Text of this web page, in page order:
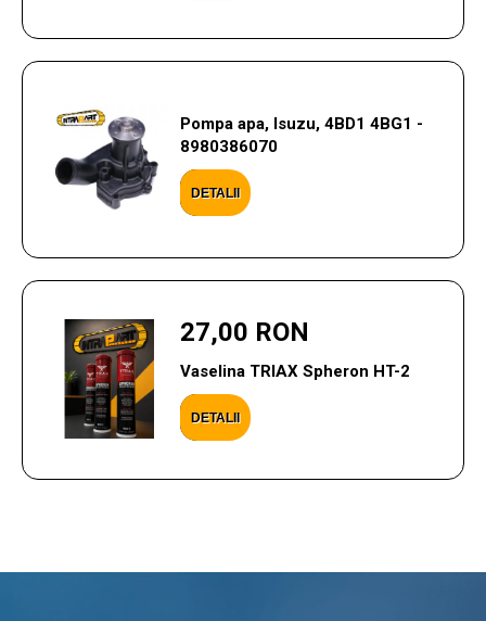
Pompa apa, Isuzu, 4BD1 4BG1 -
8980386070
DETALII
27,00 RON
Vaselina TRIAX Spheron HT-2
DETALII